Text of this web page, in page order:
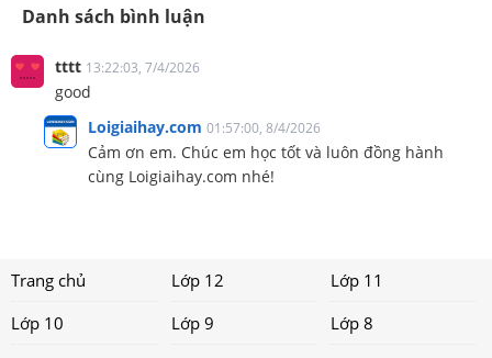
Danh sách bình luận
tttt 13:22:03, 7/4/2026
good
Loigiaihay.com 01:57:00, 8/4/2026
Cảm ơn em. Chúc em học tốt và luôn đồng hành
cùng Loigiaihay.com nhé!
Trang chủ Lớp 12
Lớp 11
Lớp 10
Lớp 9
Lớp 8